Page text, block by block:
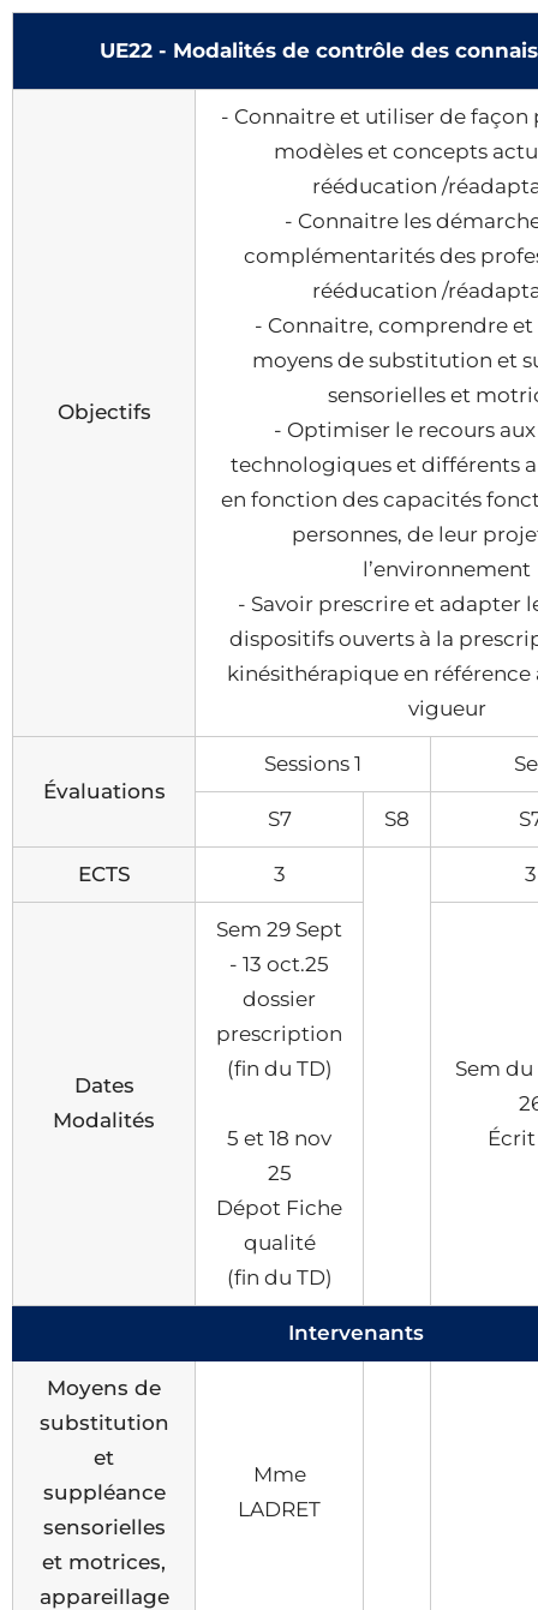
UE22 - Modalités de contrôle des
Objectifs
- Connaitre et utiliser de façon
modèles et concepts
rééducation /
- Connaitre les
complémentarités des
rééducation /
- Connaitre, comprendre et
moyens de substitution et
sensorielles et
- Optimiser le recours
technologiques et différents
en fonction des capacités
personnes, de leur
l’environnement
- Savoir prescrire et adapter
dispositifs ouverts à la
kinésithérapique en référence
vigueur
Évaluations
Sessions 1
S7 S8
ECTS 3 3
Dates
Modalités
Sem 29 Sept
- 13 oct.25
dossier
prescription
(fin du TD)
5 et 18 nov
25
Dépot Fiche
qualité
(fin du TD)
Sem
Écrit
Intervenants
Moyens de
substitution
et
suppléance
sensorielles
et motrices,
appareillage
Mme
LADRET